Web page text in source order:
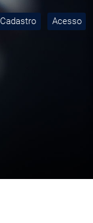
Cadastro Acesso